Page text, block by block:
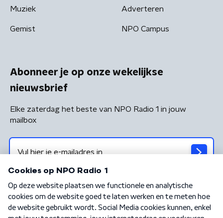
Muziek
Gemist
Adverteren
NPO Campus
Abonneer je op onze wekelijkse
nieuwsbrief
Elke zaterdag het beste van NPO Radio 1 in jouw
mailbox
Algemene voorwaarden